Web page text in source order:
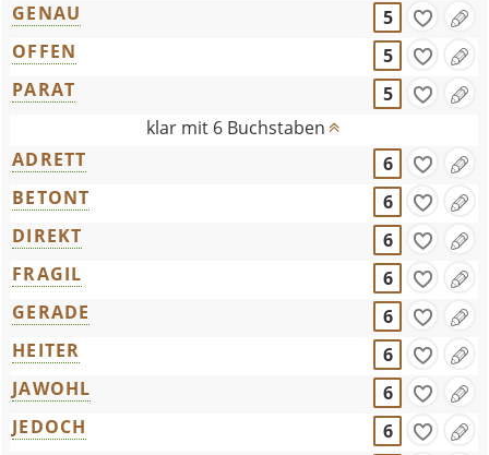
GENAU
5
OFFEN
5
PARAT
5
klar mit 6 Buchstaben
ADRETT
6
BETONT
6
DIREKT
6
FRAGIL
6
GERADE
6
HEITER
6
JAWOHL
6
JEDOCH
6